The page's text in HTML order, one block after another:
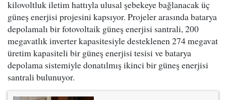
kilovoltluk iletim hattıyla ulusal şebekeye bağlanacak üç
güneş enerjisi projesini kapsıyor. Projeler arasında batarya
depolamalı bir fotovoltaik güneş enerjisi santrali, 200
megavatlık inverter kapasitesiyle desteklenen 274 megavat
üretim kapasiteli bir güneş enerjisi tesisi ve batarya
depolama sistemiyle donatılmış ikinci bir güneş enerjisi
santrali bulunuyor.